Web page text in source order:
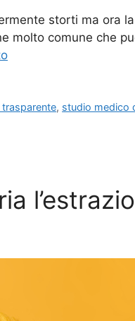
storti ma ora
molto comune che
, studio medico